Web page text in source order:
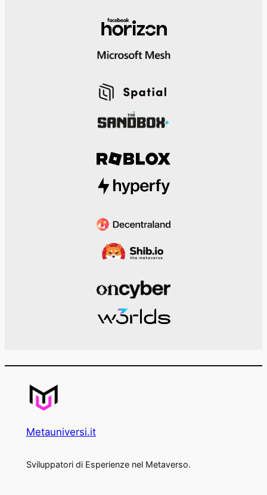
Metauniversi.it
Sviluppatori di Esperienze nel Metaverso.